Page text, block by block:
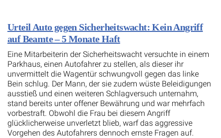
Urteil Auto gegen Sicherheitswacht: Kein Angriff
auf Beamte – 5 Monate Haft
Eine Mitarbeiterin der Sicherheitswacht versuchte in einem
Parkhaus, einen Autofahrer zu stellen, als dieser ihr
unvermittelt die Wagentür schwungvoll gegen das linke
Bein schlug. Der Mann, der sie zudem wüste Beleidigungen
ausstieß und einen weiteren Schlagversuch unternahm,
stand bereits unter offener Bewährung und war mehrfach
vorbestraft. Obwohl die Frau bei diesem Angriff
glücklicherweise unverletzt blieb, warf das aggressive
Vorgehen des Autofahrers dennoch ernste Fragen auf.